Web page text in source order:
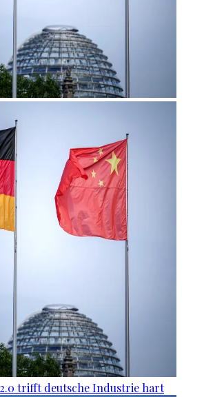
trifft deutsche Industrie hart